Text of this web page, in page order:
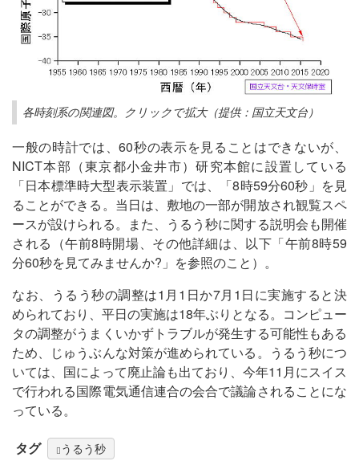
各時刻系の関連図。クリックで拡大（提供：国立天文台）
一般の時計では、60秒の表示を見ることはできないが、
NICT本部（東京都小金井市）研究本館に設置している
「日本標準時大型表示装置」では、「8時59分60秒」を見
ることができる。当日は、敷地の一部が開放され観覧スペ
ースが設けられる。また、うるう秒に関する説明会も開催
される（午前8時開場、その他詳細は、以下「午前8時59
分60秒を見てみませんか?」を参照のこと）。
なお、うるう秒の調整は1月1日か7月1日に実施すると決
められており、平日の実施は18年ぶりとなる。コンピュー
タの調整がうまくいかずトラブルが発生する可能性もある
ため、じゅうぶんな対策が進められている。うるう秒につ
いては、国によって廃止論も出ており、今年11月にスイス
で行われる国際電気通信連合の会合で議論されることにな
っている。
タグ うるう秒